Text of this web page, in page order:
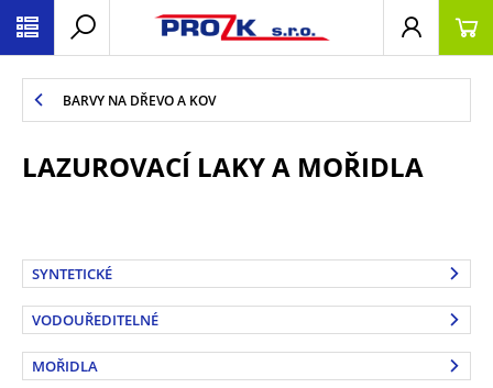
BARVY NA DŘEVO A KOV
LAZUROVACÍ LAKY A MOŘIDLA
SYNTETICKÉ
VODOUŘEDITELNÉ
MOŘIDLA